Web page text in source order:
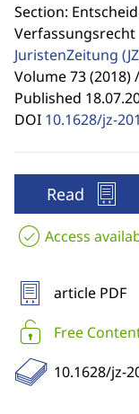
Section:
Verfassungsrecht
JuristenZeitung
Volume 73 (2018) /
Published
DOI 10.1628/jz-
Read
Access
article PDF
Free
10.1628/jz-